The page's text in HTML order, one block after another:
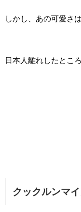
しかし、あの可愛さ
日本人離れしたとこ
クックルンマ